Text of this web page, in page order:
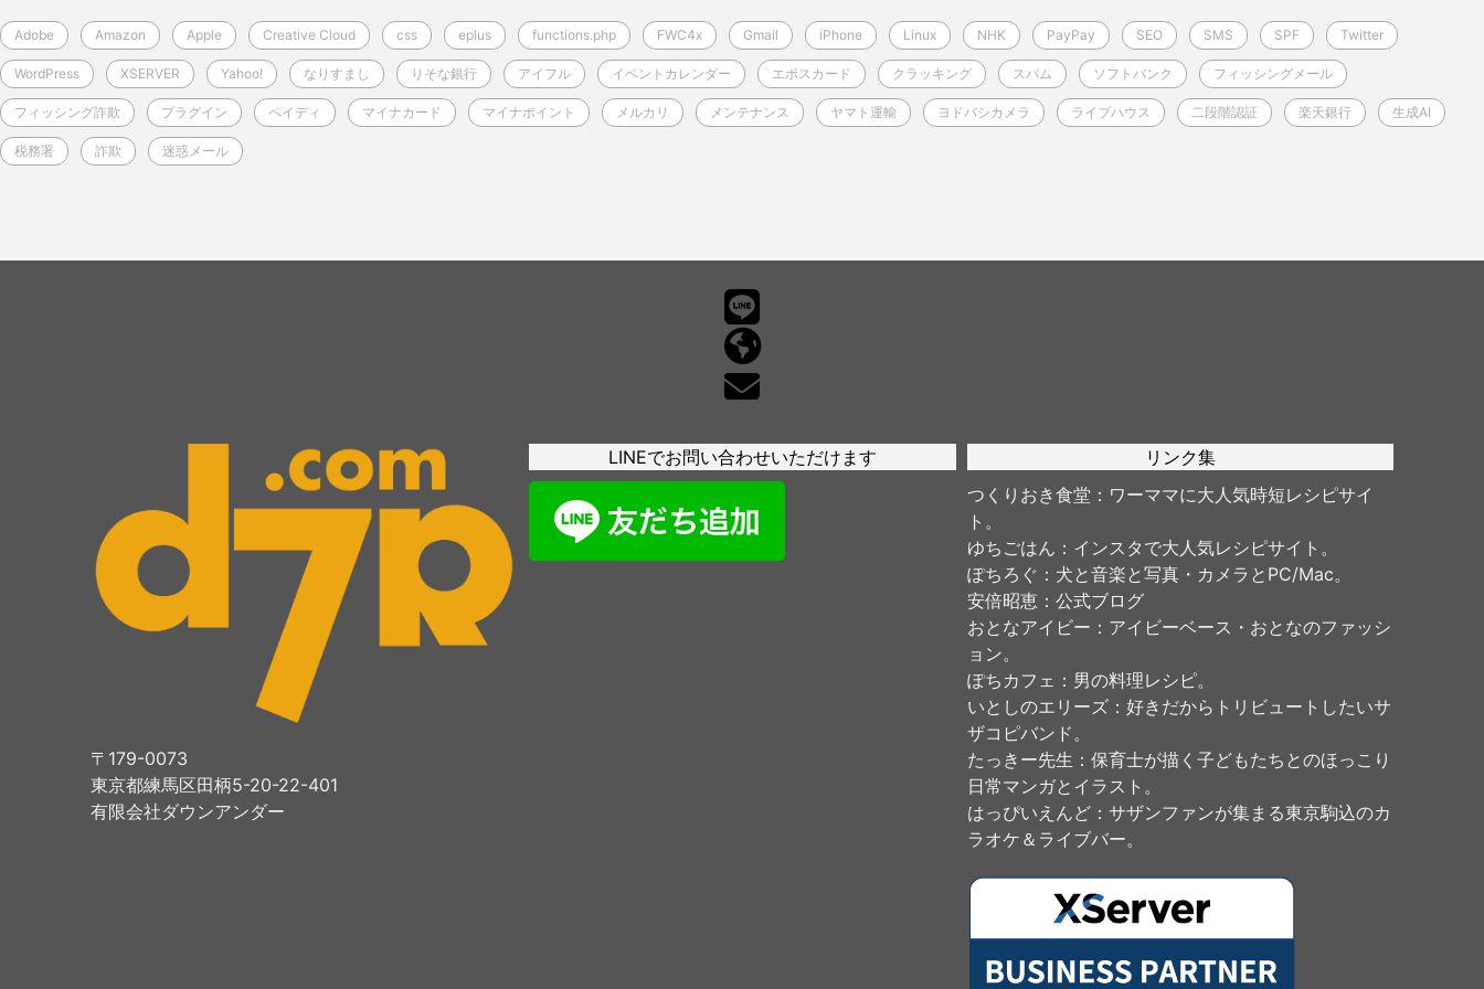
Adobe Amazon Apple Creative Cloud css eplus functions.php FWC4x Gmail iPhone Linux NHK PayPay SEO SMS SPF Twitter
WordPress XSERVER Yahoo! なりすまし りそな銀行 アイフル イベントカレンダー エポスカード クラッキング スパム ソフトバンク フィッシングメール
フィッシング詐欺 プラグイン ペイディ マイナカード マイナポイント メルカリ メンテナンス ヤマト運輸 ヨドバシカメラ ライブハウス 二段階認証 楽天銀行 生成AI
税務署 詐欺 迷惑メール
〒179-0073
東京都練馬区田柄5-20-22-401
有限会社ダウンアンダー
LINEでお問い合わせいただけます
リンク集
つくりおき食堂 ：ワーママに大人気時短レシピサイ
ト。
ゆちごはん ：インスタで大人気レシピサイト。
ぽちろぐ ：犬と音楽と写真・カメラとPC/Mac。
安倍昭恵：公式ブログ
おとなアイビー ：アイビーベース・おとなのファッシ
ョン。
ぽちカフェ ：男の料理レシピ。
いとしのエリーズ：好きだからトリビュートしたいサ
ザコピバンド。
たっきー先生 ：保育士が描く子どもたちとのほっこり
日常マンガとイラスト。
はっぴいえんど：サザンファンが集まる東京駒込のカ
ラオケ＆ライブバー。